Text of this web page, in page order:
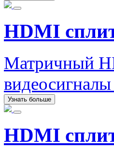
HDMI
Матричный
Узнать больше
HDMI